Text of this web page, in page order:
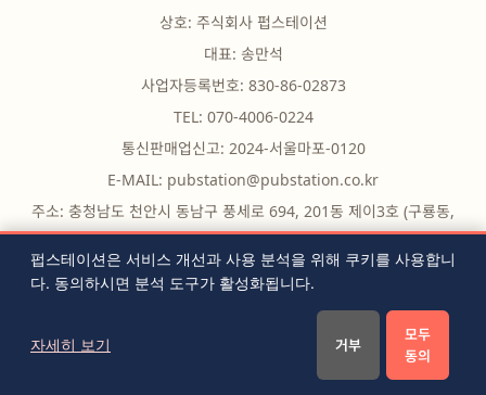
상호: 주식회사 펍스테이션
대표: 송만석
사업자등록번호: 830-86-02873
TEL: 070-4006-0224
통신판매업신고: 2024-서울마포-0120
E-MAIL: pubstation@pubstation.co.kr
주소: 충청남도 천안시 동남구 풍세로 694, 201동 제이3호 (구룡동,
구룡빌딩)
전체 글 목록
|
이용약관
쿠키 설정 |
문의하기
© 2026 PubStation. All rights reserved.
펍스테이션은 서비스 개선과 사용 분석을 위해 쿠키를 사용합니
다. 동의하시면 분석 도구가 활성화됩니다.
자세히 보기 거부
모두
동의